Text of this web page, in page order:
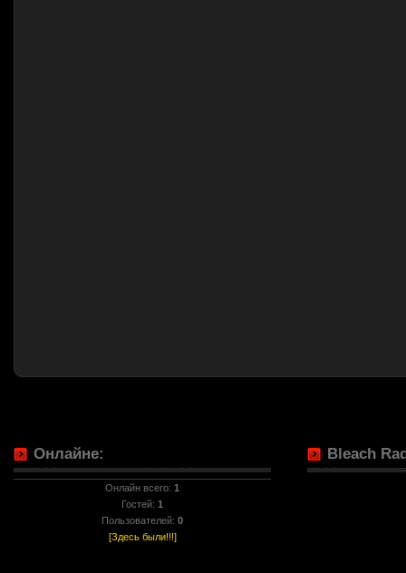
Онлайне:
Онлайн всего: 1
Гостей: 1
Пользователей: 0
[Здесь были!!!]
Bleach